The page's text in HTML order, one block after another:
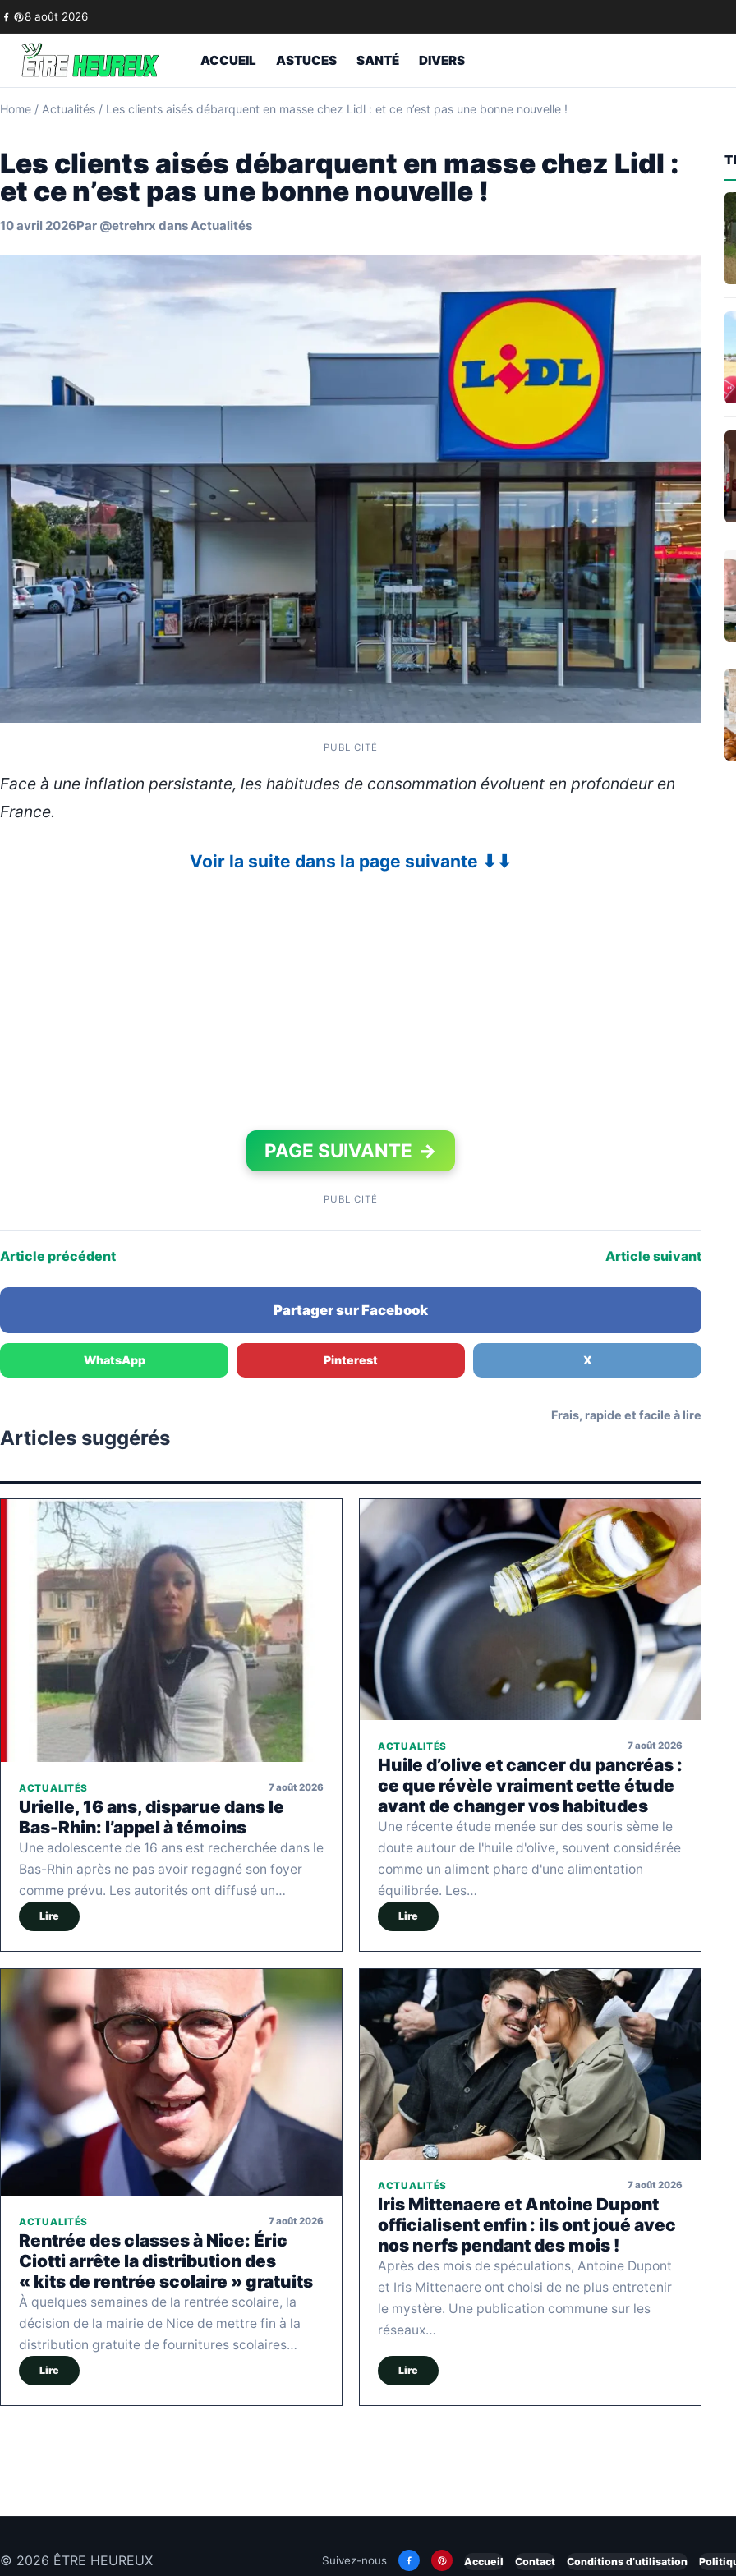
Skip to content
8 août 2026
ACCUEIL ASTUCES SANTÉ DIVERS
Home / Actualités / Les clients aisés débarquent en masse chez Lidl : et ce n’est pas une bonne nouvelle !
Les clients aisés débarquent en masse chez Lidl :
et ce n’est pas une bonne nouvelle !
10 avril 2026Par @etrehrx dansActualités
PUBLICITÉ
Face à une inflation persistante, les habitudes de consommation évoluent en profondeur en
France.
Voir la suite dans la page suivante ⬇⬇
PAGE SUIVANTE →
PUBLICITÉ
Article précédent Article suivant
Partager sur Facebook
WhatsApp Pinterest X
Articles suggérés
Frais, rapide et facile à lire
ACTUALITÉS 7 août 2026
Urielle, 16 ans, disparue dans le
Bas-Rhin: l’appel à témoins
Une adolescente de 16 ans est recherchée dans le
Bas-Rhin après ne pas avoir regagné son foyer
comme prévu. Les autorités ont diffusé un…
Lire
ACTUALITÉS 7 août 2026
Huile d’olive et cancer du pancréas :
ce que révèle vraiment cette étude
avant de changer vos habitudes
Une récente étude menée sur des souris sème le
doute autour de l'huile d'olive, souvent considérée
comme un aliment phare d'une alimentation
équilibrée. Les…
Lire
ACTUALITÉS 7 août 2026
Rentrée des classes à Nice: Éric
Ciotti arrête la distribution des
« kits de rentrée scolaire » gratuits
À quelques semaines de la rentrée scolaire, la
décision de la mairie de Nice de mettre fin à la
distribution gratuite de fournitures scolaires…
Lire
ACTUALITÉS 7 août 2026
Iris Mittenaere et Antoine Dupont
officialisent enfin : ils ont joué avec
nos nerfs pendant des mois !
Après des mois de spéculations, Antoine Dupont
et Iris Mittenaere ont choisi de ne plus entretenir
le mystère. Une publication commune sur les
réseaux…
Lire
© 2026 ÊTRE HEUREUX Suivez-nous Accueil Contact Conditions d’utilisation